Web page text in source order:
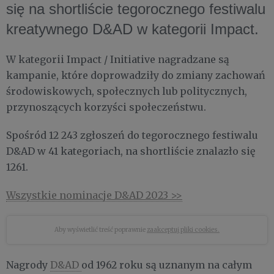
się na shortliście tegorocznego festiwalu
kreatywnego D&AD w kategorii Impact.
W kategorii Impact / Initiative nagradzane są
kampanie, które doprowadziły do zmiany zachowań
środowiskowych, społecznych lub politycznych,
przynoszących korzyści społeczeństwu.
Spośród 12 243 zgłoszeń do tegorocznego festiwalu
D&AD w 41 kategoriach, na shortliście znalazło się
1261.
Wszystkie nominacje D&AD 2023 >>
Aby wyświetlić treść poprawnie zaakceptuj pliki cookies.
Nagrody D&AD od 1962 roku są uznanym na całym